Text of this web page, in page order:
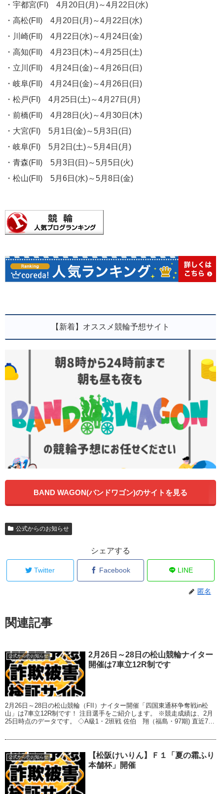
・宇都宮(FI) 4月20日(月)～4月22日(水)
・高松(FII) 4月20日(月)～4月22日(水)
・川崎(FII) 4月22日(水)～4月24日(金)
・高知(FII) 4月23日(木)～4月25日(土)
・立川(FII) 4月24日(金)～4月26日(日)
・岐阜(FII) 4月24日(金)～4月26日(日)
・松戸(FI) 4月25日(土)～4月27日(月)
・前橋(FII) 4月28日(火)～4月30日(木)
・大宮(FI) 5月1日(金)～5月3日(日)
・岐阜(FI) 5月2日(土)～5月4日(月)
・青森(FII) 5月3日(日)～5月5日(火)
・松山(FII) 5月6日(水)～5月8日(金)
【新着】オススメ競輪予想サイト
BAND WAGON(バンドワゴン)のサイトを見る
公式からのお知らせ
シェアする
Twitter Facebook LINE
匿名
関連記事
公式からのお知らせ
2月26日～28日の松山競輪ナイター
開催は7車立12R制です
2月26日～28日の松山競輪（FII）ナイター開催「四国東通杯争奪戦in松
山」は7車立12R制です！ 注目選手をご紹介します。 ※競走成績は、2月
25日時点のデータです。 ◇A級1・2班戦 佐伯 翔（福島・97期) 直近7場
公式からのお知らせ
【松阪けいりん】Ｆ１「夏の霜ふり
本舗杯」開催